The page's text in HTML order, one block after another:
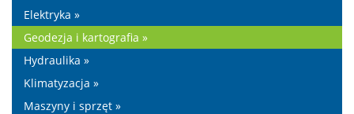
Elektryka »
Geodezja i kartografia »
Hydraulika »
Klimatyzacja »
Maszyny i sprzęt »